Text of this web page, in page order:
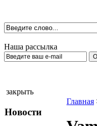
Наша рассылка
закрыть
Новости
Главная